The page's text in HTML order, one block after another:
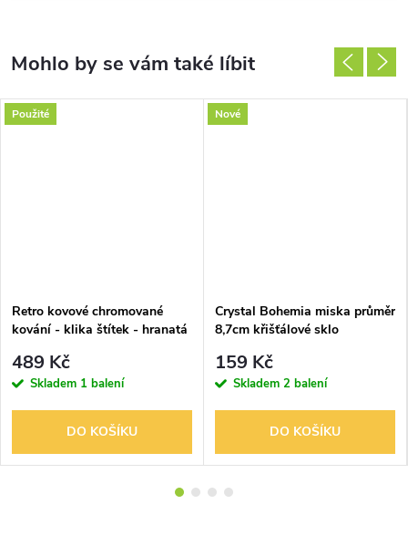
Použité
Retro kovové chromované
kování - klika štítek - hranatá
489 Kč
Skladem 1 balení
DO KOŠÍKU
Nové
Crystal Bohemia miska průměr
8,7cm křišťálové sklo
159 Kč
Skladem 2 balení
DO KOŠÍKU